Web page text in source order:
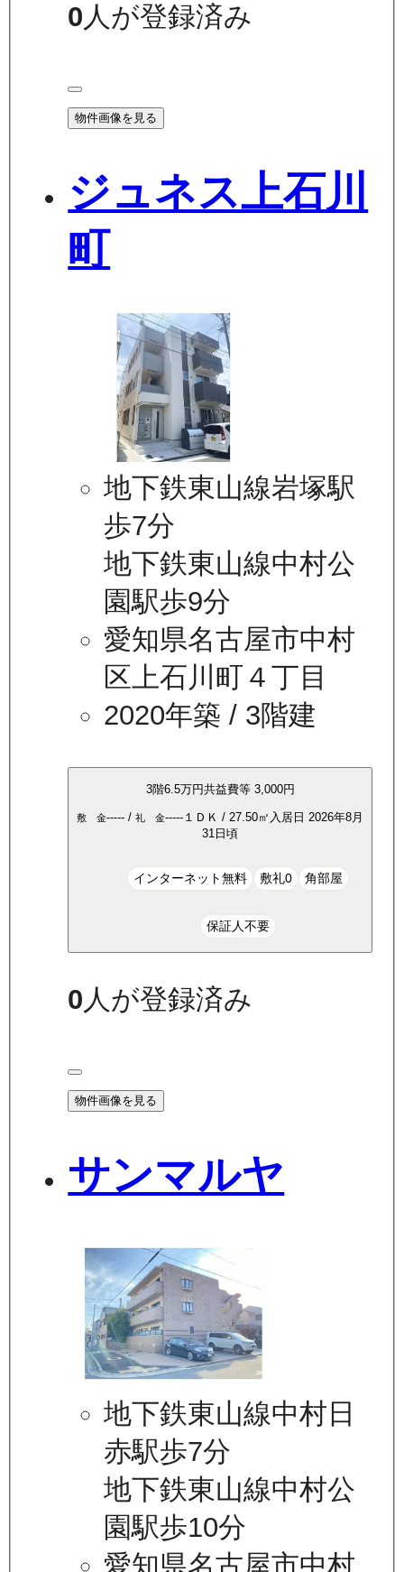
0人が登録済み
物件画像を見る
ジュネス上石川
町
地下鉄東山線岩塚駅
歩7分
地下鉄東山線中村公
園駅歩9分
愛知県名古屋市中村
区上石川町４丁目
2020年築 / 3階建
3階6.5万円共益費等 3,000円
敷 金----- / 礼 金----- １ＤＫ / 27.50㎡ 入居日 2026年8月
31日頃
インターネット無料 敷礼0 角部屋
保証人不要
0人が登録済み
物件画像を見る
サンマルヤ
地下鉄東山線中村日
赤駅歩7分
地下鉄東山線中村公
園駅歩10分
愛知県名古屋市中村